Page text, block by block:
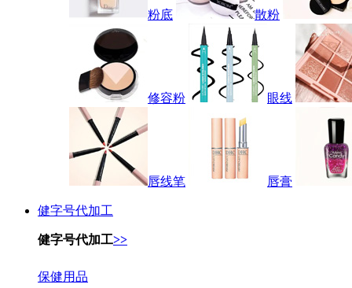
粉底 散粉
修容粉 眼线
唇线笔 唇膏
健字号代加工
健字号代加工>>
保健用品